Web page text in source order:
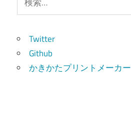
索:
Twitter
Github
かきかたプリントメーカー